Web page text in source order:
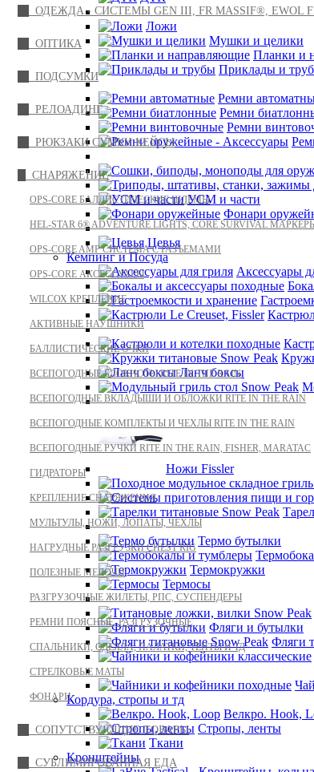
Ложи
Мушки и целики
Планки и
Приклады и
Ремни
Ремни
Ремни
УСМ и части
Фонари
Цевья
Кемпинг и Посуда
Аксессуары
Ланч боксы
Ножи Fissler
Термо бутылки
Термокружки
Термосы
Фляги и бутылки
Фляги
Кордура, стропы и тд
Велкро. Hook,
Стропы, ленты
Ткани
Кронштейны
ОДЕЖДА - СИСТЕМЫ GEN III, FR MASSIF®, EWOL
ОПТИКА
ПОДСУМКИ
РЕЛОАДИНГ
РЮКЗАКИ СУМКИ КЕЙСЫ
СНАРЯЖЕНИЕ
OPS-CORE БАЛЛИСТИЧЕСКИЕ ШЛЕМЫ
HEL-STAR 6® ADVENTURE LIGHTS, CORE SURVIVAL
OPS-CORE AMP СИСТЕМА С РАЗЪЕМАМИ
OPS-CORE АКСЕССУАРЫ
WILСОХ КРЕПЛЕНИЕ
АКТИВНЫЕ НАУШНИКИ
БАЛЛИСТИЧЕСКИЕ ОЧКИ
ВСЕПОГОДНЫЕ БЛОКНОТЫ RITE IN THE RAIN
ВСЕПОГОДНЫЕ ВКЛАДЫШИ И ОБЛОЖКИ RITE IN THE RAIN
ВСЕПОГОДНЫЕ КОМПЛЕКТЫ И ЧЕХЛЫ RITE IN THE RAIN
ВСЕПОГОДНЫЕ РУЧКИ RITE IN THE RAIN, FISHER, MARATAC
ГИДРАТОРЫ
КРЕПЛЕНИЕ СНАРЯЖЕНИЯ
МУЛЬТУЛЫ, НОЖИ, ЛОПАТЫ, ЧЕХЛЫ
НАГРУДНЫЕ РАЗГРУЗКИ CHEST RIG
ПОЛЕЗНЫЕ МЕЛОЧИ
РАЗГРУЗОЧНЫЕ ЖИЛЕТЫ, РПС, СУСПЕНДЕРЫ
РЕМНИ ПОЯСНЫЕ, РАЗГРУЗОЧНЫЕ
СПАЛЬНИКИ, ОДЕЯЛА, ПАЛАТКИ, ТЕНТЫ И ТД
СТРЕЛКОВЫЕ МАТЫ
ФОНАРИ
СОПУТСТВУЮЩИЕ ТОВАРЫ
СУБЛИМИРОВАННАЯ ЕДА